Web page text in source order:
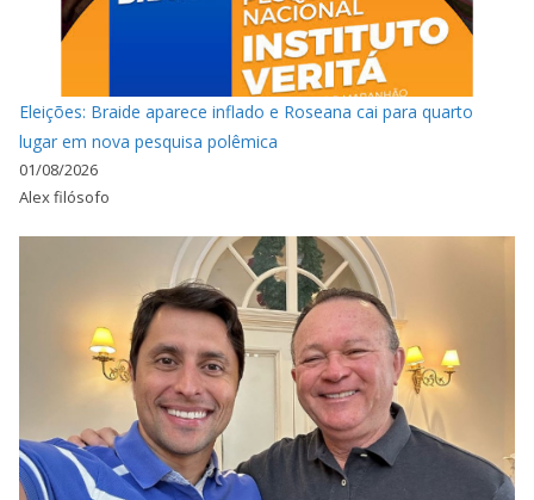
Eleições: Braide aparece inflado e Roseana cai para quarto
lugar em nova pesquisa polêmica
01/08/2026
Alex filósofo